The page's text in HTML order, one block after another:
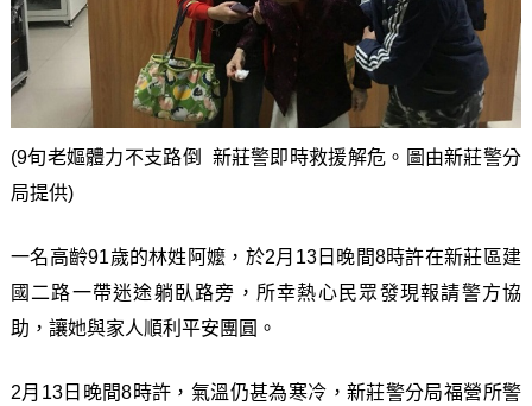
(9旬老嫗體力不支路倒 新莊警即時救援解危。圖由新莊警分
局提供)
一名高齡91歲的林姓阿嬤，於2月13日晚間8時許在新莊區建
國二路一帶迷途躺臥路旁，所幸熱心民眾發現報請警方協
助，讓她與家人順利平安團圓。
2月13日晚間8時許，氣溫仍甚為寒冷，新莊警分局福營所警